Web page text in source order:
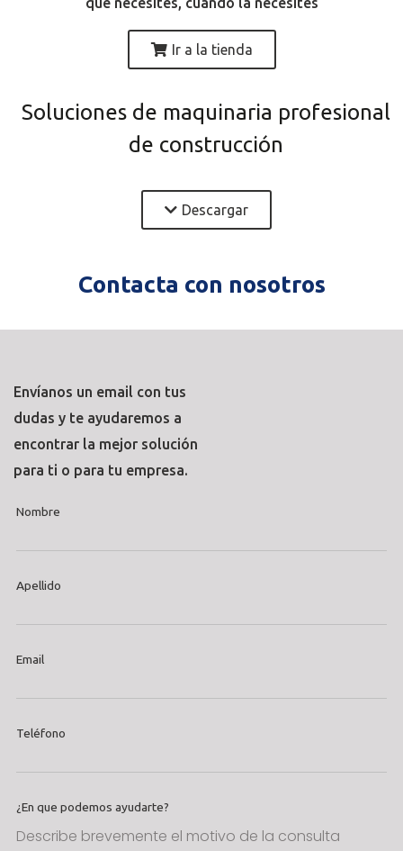
Ir a la tienda
Soluciones de maquinaria profesional
de construcción
Descargar
Contacta con nosotros
Envíanos un email con tus
dudas y te ayudaremos a
encontrar la mejor solución
para ti o para tu empresa.
Nombre
Apellido
Email
Teléfono
¿En que podemos ayudarte?